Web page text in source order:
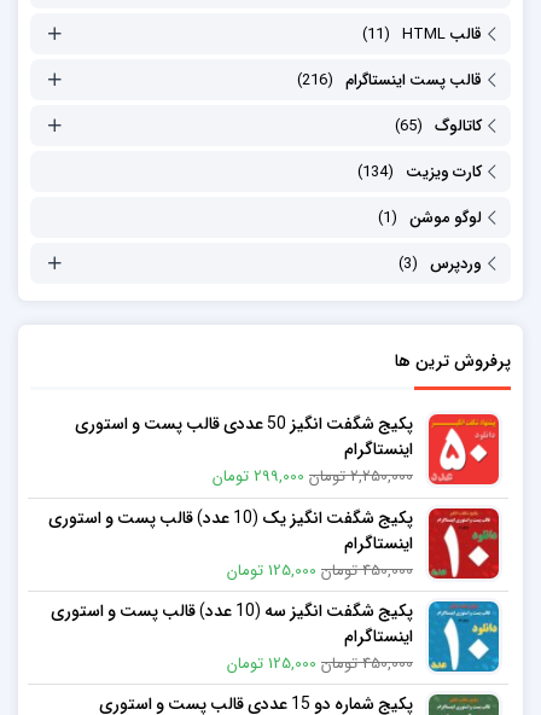
قالب HTML (11)
قالب پست اینستاگرام (216)
کاتالوگ (65)
کارت ویزیت (134)
لوگو موشن (1)
وردپرس (3)
پرفروش ترین ها
پکیج شگفت انگیز 50 عددی قالب پست و استوری
اینستاگرام
2,250,000 تومان 299,000 تومان
پکیج شگفت انگیز یک (10 عدد) قالب پست و استوری
اینستاگرام
450,000 تومان 125,000 تومان
پکیج شگفت انگیز سه (10 عدد) قالب پست و استوری
اینستاگرام
450,000 تومان 125,000 تومان
پکیج شماره دو 15 عددی قالب پست و استوری